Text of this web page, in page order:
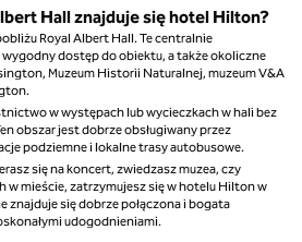
Hall znajduje się hotel Hilton?
Royal Albert Hall. Te centralnie
dostęp do obiektu, a także okoliczne
Muzeum Historii Naturalnej, muzeum V&A
w występach lub wycieczkach w hali bez
obszar jest dobrze obsługiwany przez
podziemne i lokalne trasy autobusowe.
się na koncert, zwiedzasz muzea, czy
w mieście, zatrzymujesz się w hotelu Hilton w
znajduje się dobrze połączona i bogata
udogodnieniami.